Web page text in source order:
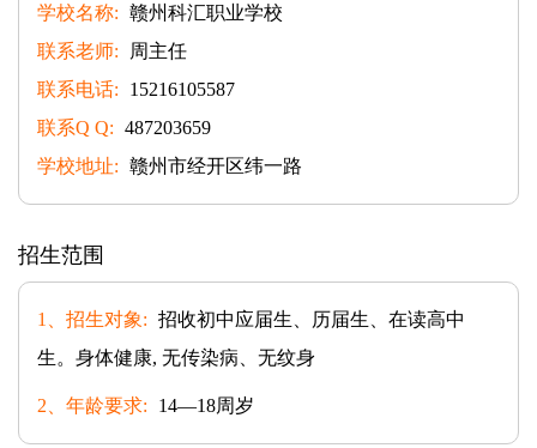
学校名称: 赣州科汇职业学校
联系老师:
周主任
联系电话:
15216105587
联系Q Q: 487203659
学校地址: 赣州市经开区纬一路
招生范围
1、招生对象: 招收初中应届生、历届生、在读高中
生。身体健康, 无传染病、无纹身
2、年龄要求: 14—18周岁